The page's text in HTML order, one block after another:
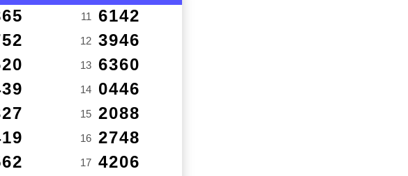
11 6142
12 3946
13 6360
14 0446
15 2088
16 2748
17 4206